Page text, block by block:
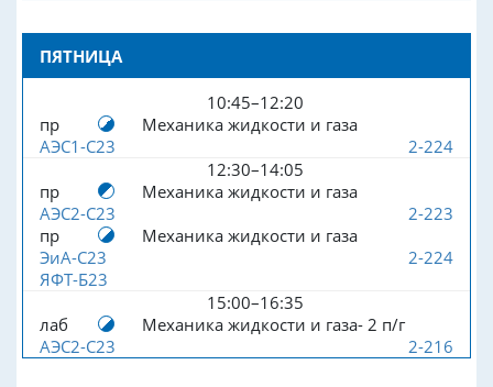
ПЯТНИЦА
10:45–12:20
пр
Механика жидкости и газа
АЭС1-С23
2-224
12:30–14:05
пр
Механика жидкости и газа
АЭС2-С23
2-223
пр
Механика жидкости и газа
ЭиА-С23
ЯФТ-Б23
2-224
15:00–16:35
лаб
Механика жидкости и газа- 2 п/г
АЭС2-С23
2-216